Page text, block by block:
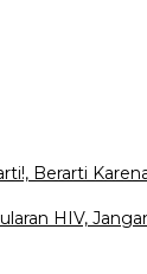
Berarti
HIV,